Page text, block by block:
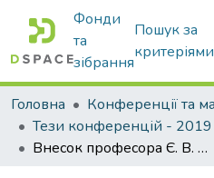
Фонди
та
зібрання
Пошук за
критеріями
Головна
Тези конференцій - 2019
Внесок професора Є. В. Алексєєва (1869–1930) у розбудову сільськогосподарського наукового комітету України